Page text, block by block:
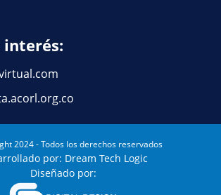
interés:
2024 - Todos los derechos reservados
por: Dream Tech Logic
Diseñado por: